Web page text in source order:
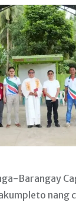
Email
Barangay
nang